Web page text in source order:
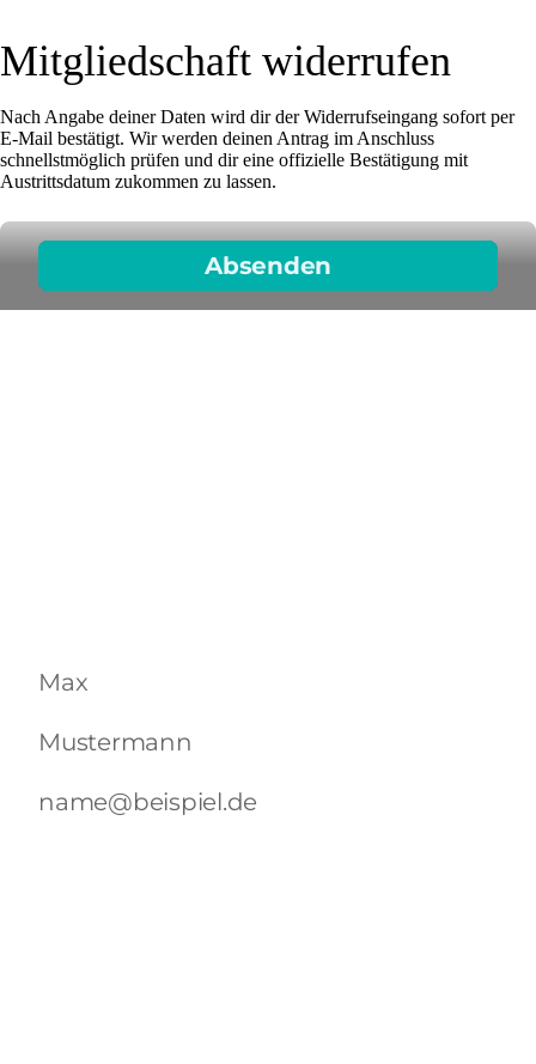
Mitgliedschaft widerrufen
Nach Angabe deiner Daten wird dir der Widerrufseingang sofort per
E-Mail bestätigt. Wir werden deinen Antrag im Anschluss
schnellstmöglich prüfen und dir eine offizielle Bestätigung mit
Austrittsdatum zukommen zu lassen.